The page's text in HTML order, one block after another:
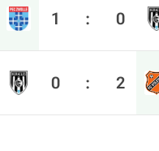
1 : 0
0 : 2